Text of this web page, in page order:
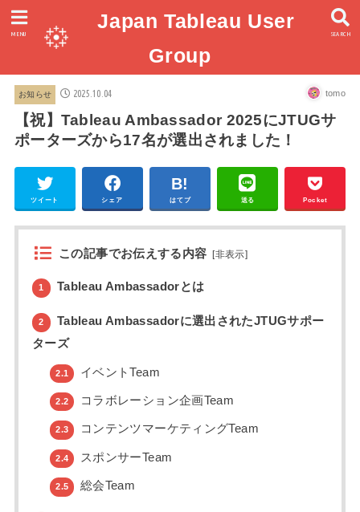
Japan Tableau User
Group
SEARCH
MENU
お知らせ 2025.10.04 tomo
【祝】Tableau Ambassador 2025にJTUGサ
ポーターズから17名が選出されました！
ツイート シェア はてブ 送る Pocket
この記事でお伝えする内容 [非表示]
1 Tableau Ambassadorとは
2
Tableau Ambassadorに選出されたJTUGサポー
ターズ
2.1 イベントTeam
2.2 コラボレーション企画Team
2.3 コンテンツマーケティングTeam
2.4 スポンサーTeam
2.5 総会Team